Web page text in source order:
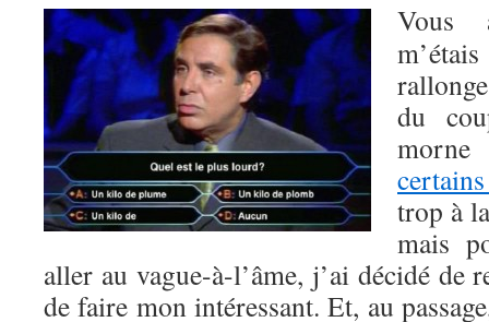
Vous
du
trop à
mais
aller au vague-à-l’âme, j’ai décidé de
de faire mon intéressant. Et, au